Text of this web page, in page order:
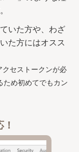
いた方や、わざ
た方にはオスス
クセストークンが必
ため初めてでもカン